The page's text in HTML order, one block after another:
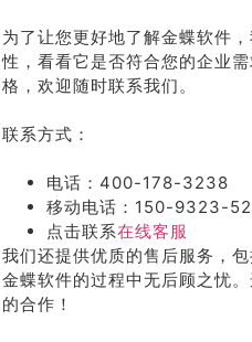
为了让您更好地了解金蝶软件
性，看看它是否符合您的企业
格，欢迎随时联系我们。
联系方式：
电话：400-178-3238
移动电话：150-9323-
点击联系在线客服
我们还提供优质的售后服务，
金蝶软件的过程中无后顾之忧
的合作！